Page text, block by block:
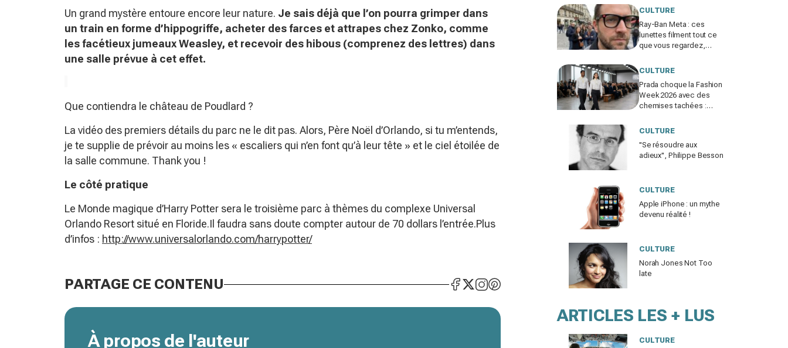
Un grand mystère entoure encore leur nature. Je sais déjà que l’on pourra grimper dans
un train en forme d’hippogriffe, acheter des farces et attrapes chez Zonko, comme
les facétieux jumeaux Weasley, et recevoir des hibous (comprenez des lettres) dans
une salle prévue à cet effet.
Que contiendra le château de Poudlard ?
La vidéo des premiers détails du parc ne le dit pas. Alors, Père Noël d’Orlando, si tu m’entends,
je te supplie de prévoir au moins les « escaliers qui n’en font qu’à leur tête » et le ciel étoilée de
la salle commune. Thank you !
Le côté pratique
Le Monde magique d’Harry Potter sera le troisième parc à thèmes du complexe Universal
Orlando Resort situé en Floride.Il faudra sans doute compter autour de 70 dollars l’entrée.Plus
d’infos : http://www.universalorlando.com/harrypotter/
PARTAGE CE CONTENU
À propos de l'auteur
CULTURE
Ray-Ban Meta : ces
lunettes filment tout ce
que vous regardez,
atteinte à la vie privée ?
CULTURE
Prada choque la Fashion
Week 2026 avec des
chemises tachées :
manifeste assumé ?
CULTURE
"Se résoudre aux
adieux", Philippe Besson
CULTURE
Apple iPhone : un mythe
devenu réalité !
CULTURE
Norah Jones Not Too
late
ARTICLES LES + LUS
CULTURE